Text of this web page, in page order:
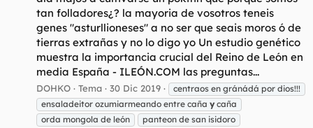
tan folladores¿? la mayoria de vosotros teneis
genes "asturllioneses" a no ser que seais moros ó de
tierras extrañas y no lo digo yo Un estudio genético
muestra la importancia crucial del Reino de León en
media España - ILEÓN.COM las preguntas...
DOHKO Tema 30 Dic 2019
centraos en gránádá por dios!!!
ensaladeitor ozumiarmeando entre caña y caña
orda mongola de león
panteon de san isidoro